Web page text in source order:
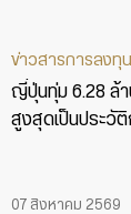
ข่าวสารการลงทุน
ญี่ปุ่นทุ่ม 6.28 ล้า
สูงสุดเป็นประวั
07 สิงหาคม 2569